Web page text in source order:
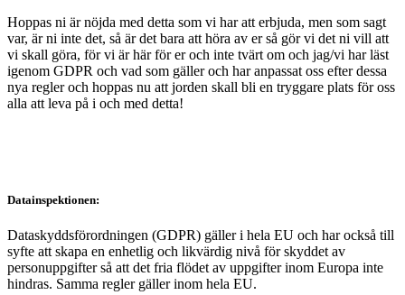
Hoppas ni är nöjda med detta som vi har att erbjuda, men som sagt
var, är ni inte det, så är det bara att höra av er så gör vi det ni vill att
vi skall göra, för vi är här för er och inte tvärt om och jag/vi har läst
igenom GDPR och vad som gäller och har anpassat oss efter dessa
nya regler och hoppas nu att jorden skall bli en tryggare plats för oss
alla att leva på i och med detta!
Datainspektionen:
Dataskyddsförordningen (GDPR) gäller i hela EU och har också till
syfte att skapa en enhetlig och likvärdig nivå för skyddet av
personuppgifter så att det fria flödet av uppgifter inom Europa inte
hindras. Samma regler gäller inom hela EU.